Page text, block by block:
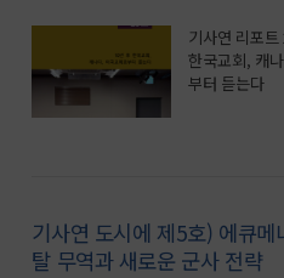
기사연 리포
한국교회, 캐
부터 듣는다
기사연 도시에 제5호) 에큐
탈 무역과 새로운 군사 전략